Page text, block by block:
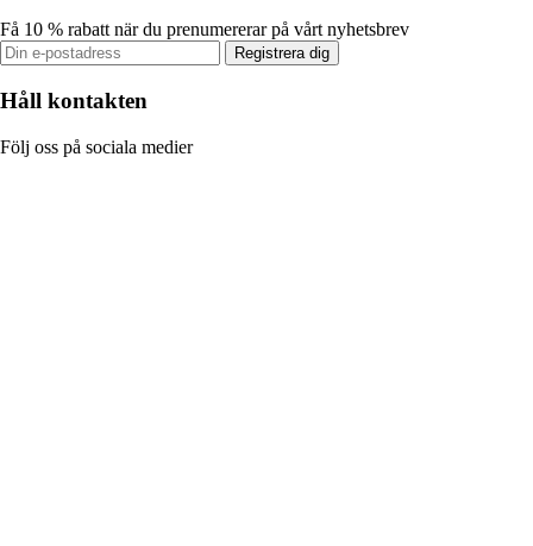
Få 10 % rabatt när du prenumererar på vårt nyhetsbrev
Registrera dig
Håll kontakten
Följ oss på sociala medier